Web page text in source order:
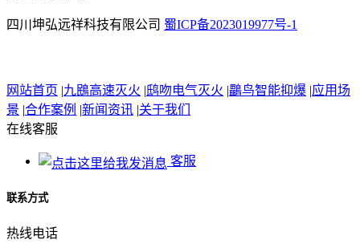
四川坤弘远祥科技有限公司 蜀ICP备2023019977号-1
网站首页 |九鴖高速灭火 |鸱吻电气灭火 |鸓鸟智能抑爆 |应用场
景 |合作案例 |新闻资讯 |关于我们
在线客服
客服
联系方式
热线电话